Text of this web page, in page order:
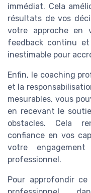
immédiat. Cela
résultats de vos
votre approche en
feedback continu
inestimable pour
Enfin, le coaching
et la
mesurables, vous
en recevant le
obstacles. Cela
confiance en vos
votre
professionnel.
Pour approfondir